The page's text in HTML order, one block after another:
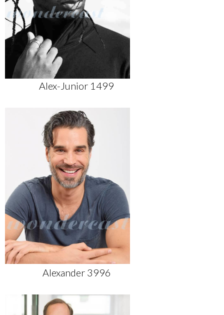
Alex-Junior 1499
Alexander 3996